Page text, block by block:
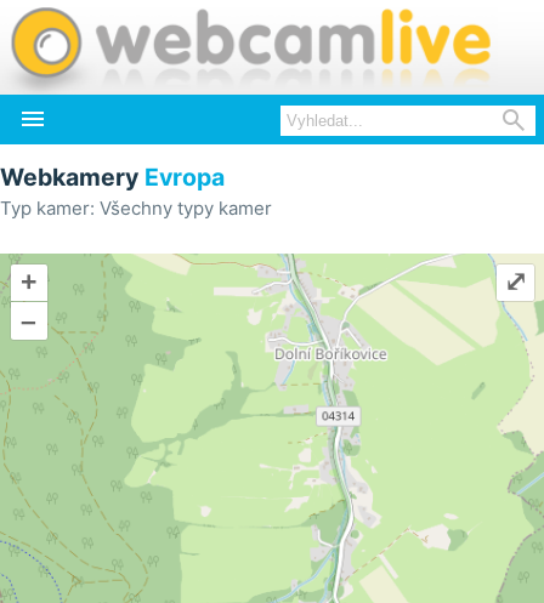
 
Webkamery Evropa
Typ kamer: Všechny typy kamer
+
–
⤢